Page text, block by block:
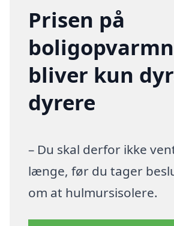
Prisen på
bliver kun
dyrere
– Du skal derfor ikke
længe, før du tager
om at hulmursisolere.